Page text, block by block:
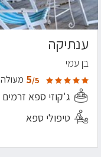
ענתיקה
בן עמי
5/5 מעולה
ג'קוזי ספא זרמים
טיפולי ספא